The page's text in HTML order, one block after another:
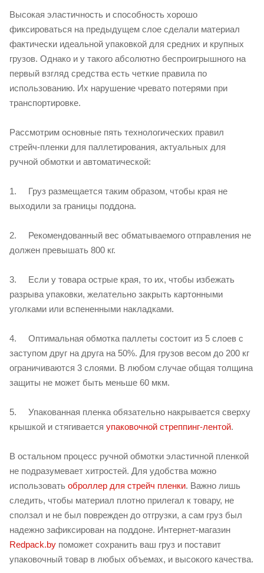
Высокая эластичность и способность хорошо
фиксироваться на предыдущем слое сделали материал
фактически идеальной упаковкой для средних и крупных
грузов. Однако и у такого абсолютно беспроигрышного на
первый взгляд средства есть четкие правила по
использованию. Их нарушение чревато потерями при
транспортировке.
Рассмотрим основные пять технологических правил
стрейч-пленки для паллетирования, актуальных для
ручной обмотки и автоматической:
1. Груз размещается таким образом, чтобы края не
выходили за границы поддона.
2. Рекомендованный вес обматываемого отправления не
должен превышать 800 кг.
3. Если у товара острые края, то их, чтобы избежать
разрыва упаковки, желательно закрыть картонными
уголками или вспененными накладками.
4. Оптимальная обмотка паллеты состоит из 5 слоев с
заступом друг на друга на 50%. Для грузов весом до 200 кг
ограничиваются 3 слоями. В любом случае общая толщина
защиты не может быть меньше 60 мкм.
5. Упакованная пленка обязательно накрывается сверху
крышкой и стягивается упаковочной стреппинг-лентой.
В остальном процесс ручной обмотки эластичной пленкой
не подразумевает хитростей. Для удобства можно
использовать оброллер для стрейч пленки. Важно лишь
следить, чтобы материал плотно прилегал к товару, не
сползал и не был поврежден до отгрузки, а сам груз был
надежно зафиксирован на поддоне. Интернет-магазин
Redpack.by поможет сохранить ваш груз и поставит
упаковочный товар в любых объемах, и высокого качества.